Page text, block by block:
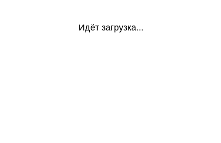
Идёт загрузка...